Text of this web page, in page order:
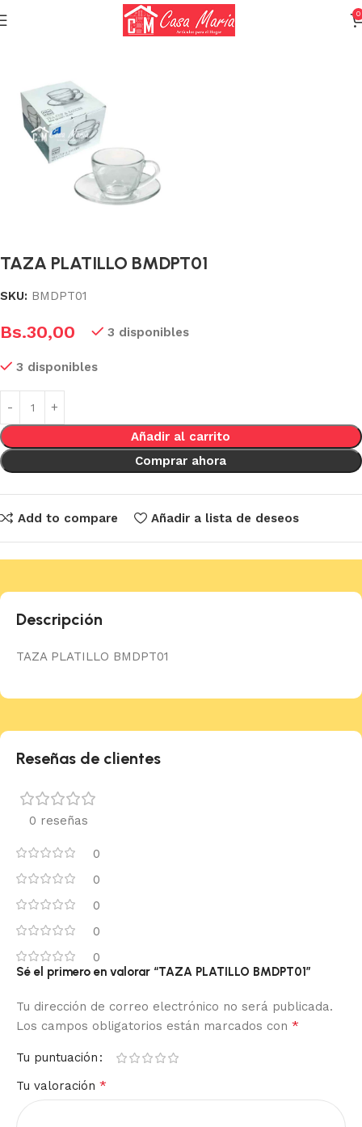
0
Tazas y jarros
TAZA PLATILLO BMDPT01
SKU: BMDPT01
Bs.30,00 3 disponibles
3 disponibles
Añadir al carrito
Comprar ahora
Add to compare Añadir a lista de deseos
Descripción
TAZA PLATILLO BMDPT01
Reseñas de clientes
0 reseñas
0
0
0
0
0
Sé el primero en valorar “TAZA PLATILLO BMDPT01”
Tu dirección de correo electrónico no será publicada.
Los campos obligatorios están marcados con *
Tu puntuación
Tu valoración *